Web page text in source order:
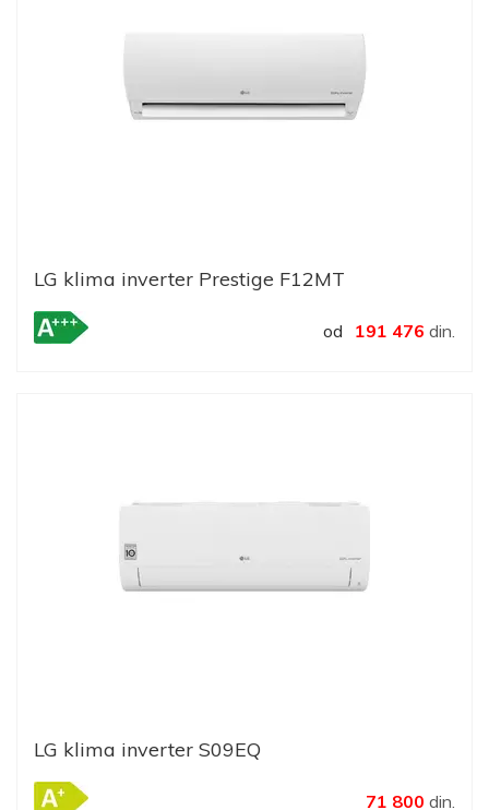
LG klima inverter Prestige F12MT
od 191 476 din.
LG klima inverter S09EQ
71 800 din.